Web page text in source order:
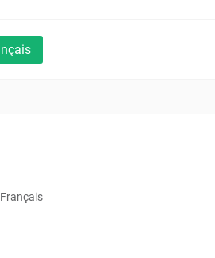
Français